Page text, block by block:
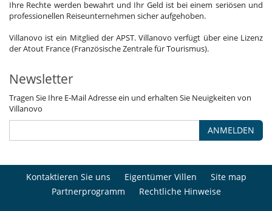
Ihre Rechte werden bewahrt und Ihr Geld ist bei einem seriösen und
professionellen Reiseunternehmen sicher aufgehoben.
Villanovo ist ein Mitglied der APST. Villanovo verfügt über eine Lizenz
der Atout France (Französische Zentrale für Tourismus).
Newsletter
Tragen Sie Ihre E-Mail Adresse ein und erhalten Sie Neuigkeiten von
Villanovo
ANMELDEN
Kontaktieren Sie uns Eigentümer Villen
Site map
Partnerprogramm
Rechtliche Hinweise